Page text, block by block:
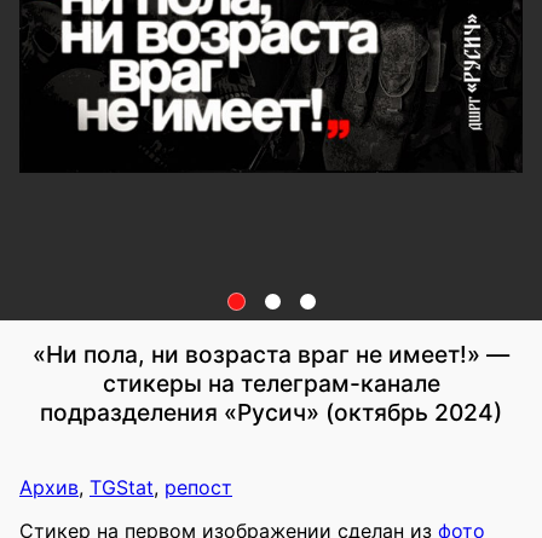
«Ни пола, ни возраста враг не имеет!» —
стикеры на телеграм-канале
подразделения «Русич» (октябрь 2024)
Архив, TGStat, репост
Стикер на первом изображении сделан из фото